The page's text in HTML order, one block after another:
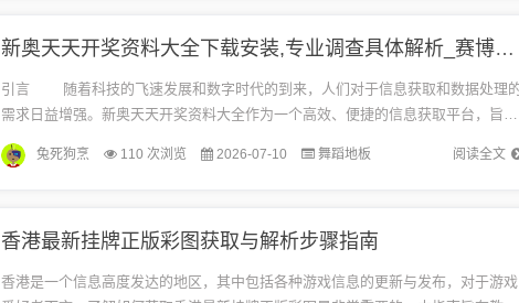
新奥天天开奖资料大全下载安装,专业调查具体解析_赛博版85.991
引言 随着科技的飞速发展和数字时代的到来，人们对于信息获取和数据处理的
需求日益增强。新奥天天开奖资料大全作为一个高效、便捷的信息获取平台，旨在
为彩票爱好者和专业人士提供全面、准确的开奖信息。...
阅读全文
兔死狗烹 110 次浏览 2026-07-10 舞蹈地板
香港最新挂牌正版彩图获取与解析步骤指南
香港是一个信息高度发达的地区，其中包括各种游戏信息的更新与发布，对于游戏